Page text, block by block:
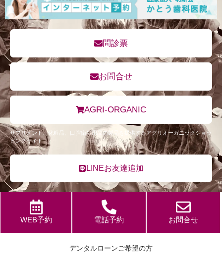
問診票
お問合せ
AGRI-ORGANIC
サプリメント、化粧品、口腔衛生用品の製品を提供するアグリオーガニックショッ
ピングサイト
LINEお友達追加
WEB予約 電話予約 お問合せ
デンタルローンご希望の方